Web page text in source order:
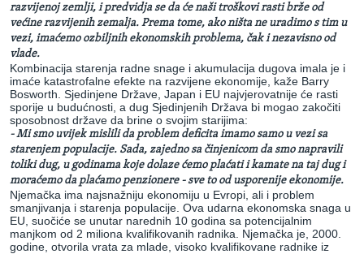
razvijenoj zemlji, i predvidja se da će naši troškovi rasti brže od
većine razvijenih zemalja. Prema tome, ako ništa ne uradimo s tim u
vezi, imaćemo ozbiljnih ekonomskih problema, čak i nezavisno od
vlade.
Kombinacija starenja radne snage i akumulacija dugova imala je i
imaće katastrofalne efekte na razvijene ekonomije, kaže Barry
Bosworth. Sjedinjene Države, Japan i EU najvjerovatnije će rasti
sporije u budućnosti, a dug Sjedinjenih Država bi mogao zakočiti
sposobnost države da brine o svojim starijima:
- Mi smo uvijek mislili da problem deficita imamo samo u vezi sa
starenjem populacije. Sada, zajedno sa činjenicom da smo napravili
toliki dug, u godinama koje dolaze ćemo plaćati i kamate na taj dug i
moraćemo da plaćamo penzionere - sve to od usporenije ekonomije.
Njemačka ima najsnažniju ekonomiju u Evropi, ali i problem
smanjivanja i starenja populacije. Ova udarna ekonomska snaga u
EU, suočiće se unutar narednih 10 godina sa potencijalnim
manjkom od 2 miliona kvalifikovanih radnika. Njemačka je, 2000.
godine, otvorila vrata za mlade, visoko kvalifikovane radnike iz